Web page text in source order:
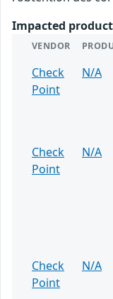
Impacted
VENDOR
Check
Point
N/A
Check
Point
N/A
Check
Point
N/A